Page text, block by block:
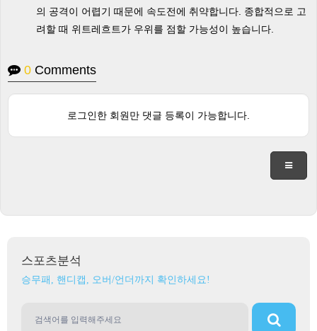
의 공격이 어렵기 때문에 속도전에 취약합니다. 종합적으로 고
려할 때 위트레흐트가 우위를 점할 가능성이 높습니다.
0 Comments
로그인한 회원만 댓글 등록이 가능합니다.
스포츠분석
승무패, 핸디캡, 오버/언더까지 확인하세요!